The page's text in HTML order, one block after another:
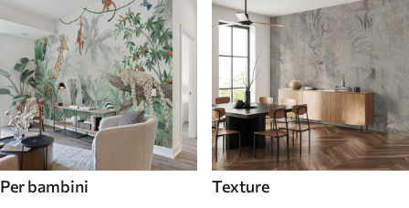
Per bambini Texture